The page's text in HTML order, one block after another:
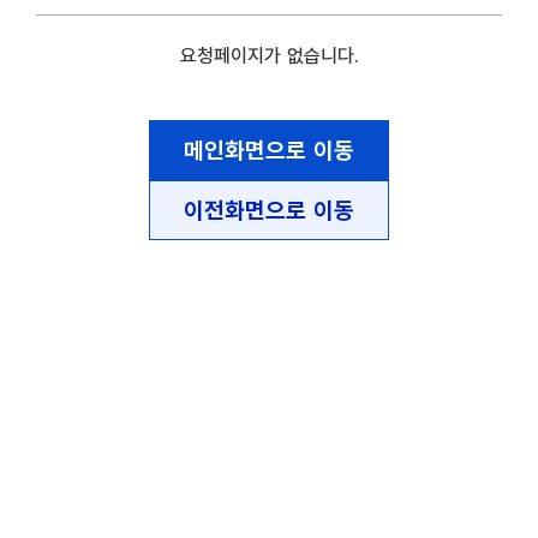
요청페이지가 없습니다.
메인화면으로 이동
이전화면으로 이동